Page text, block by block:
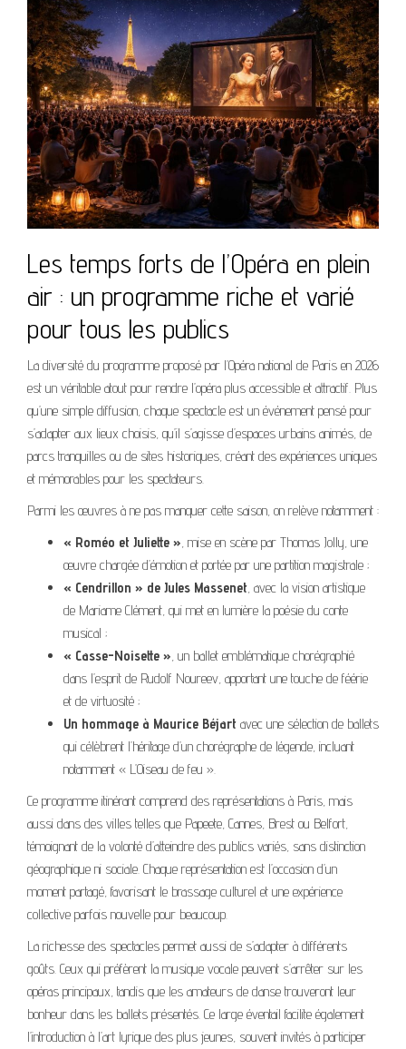
Les temps forts de l’Opéra en plein
air : un programme riche et varié
pour tous les publics
La diversité du programme proposé par l’Opéra national de Paris en 2026
est un véritable atout pour rendre l’opéra plus accessible et attractif. Plus
qu’une simple diffusion, chaque spectacle est un événement pensé pour
s’adapter aux lieux choisis, qu’il s’agisse d’espaces urbains animés, de
parcs tranquilles ou de sites historiques, créant des expériences uniques
et mémorables pour les spectateurs.
Parmi les œuvres à ne pas manquer cette saison, on relève notamment :
« Roméo et Juliette », mise en scène par Thomas Jolly, une
œuvre chargée d’émotion et portée par une partition magistrale ;
« Cendrillon » de Jules Massenet, avec la vision artistique
de Mariame Clément, qui met en lumière la poésie du conte
musical ;
« Casse-Noisette », un ballet emblématique chorégraphié
dans l’esprit de Rudolf Noureev, apportant une touche de féérie
et de virtuosité ;
Un hommage à Maurice Béjart avec une sélection de ballets
qui célèbrent l’héritage d’un chorégraphe de légende, incluant
notamment « L’Oiseau de feu ».
Ce programme itinérant comprend des représentations à Paris, mais
aussi dans des villes telles que Papeete, Cannes, Brest ou Belfort,
témoignant de la volonté d’atteindre des publics variés, sans distinction
géographique ni sociale. Chaque représentation est l’occasion d’un
moment partagé, favorisant le brassage culturel et une expérience
collective parfois nouvelle pour beaucoup.
La richesse des spectacles permet aussi de s’adapter à différents
goûts. Ceux qui préfèrent la musique vocale peuvent s’arrêter sur les
opéras principaux, tandis que les amateurs de danse trouveront leur
bonheur dans les ballets présentés. Ce large éventail facilite également
l’introduction à l’art lyrique des plus jeunes, souvent invités à participer